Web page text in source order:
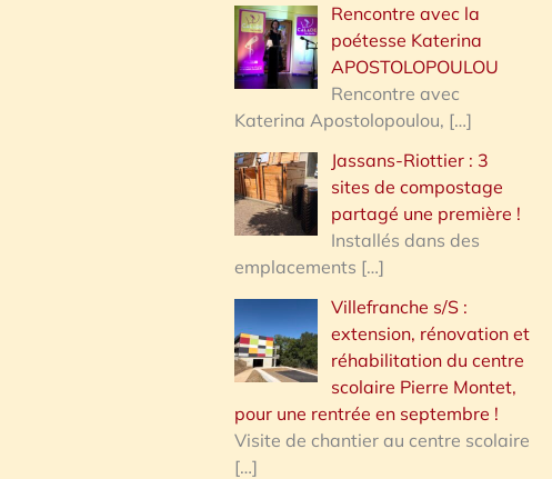
Rencontre avec la
poétesse Katerina
APOSTOLOPOULOU
Rencontre avec
Katerina Apostolopoulou, […]
Jassans-Riottier : 3
sites de compostage
partagé une première !
Installés dans des
emplacements […]
Villefranche s/S :
extension, rénovation et
réhabilitation du centre
scolaire Pierre Montet,
pour une rentrée en septembre !
Visite de chantier au centre scolaire
[…]